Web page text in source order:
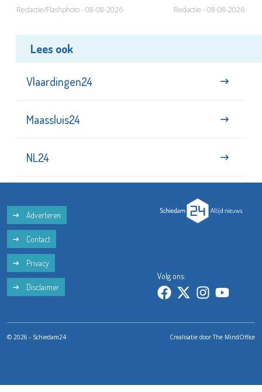
Redactie/Flashphoto - 08-08-2026 Redactie - 08-08-2026
Lees ook
Vlaardingen24
Maassluis24
NL24
Adverteren
Contact
Privacy
Disclaimer
Volg ons:
© 2026 - Schiedam24 Crealisatie doorThe MindOffice